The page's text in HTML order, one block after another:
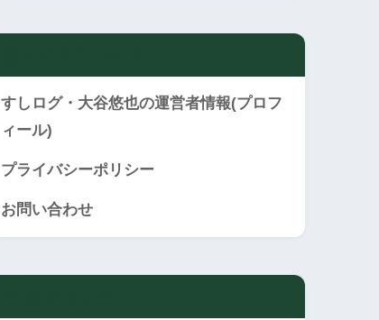
すしログ・大谷悠也の運営者情報(プロフ
ィール)
プライバシーポリシー
お問い合わせ